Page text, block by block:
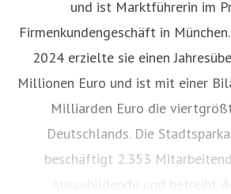
und ist Marktführerin im
Firmenkundengeschäft in
2024 erzielte sie einen
Millionen Euro und ist mit einer
Milliarden Euro die
Deutschlands. Die
beschäftigt 2.353
Auszubildende und betreibt